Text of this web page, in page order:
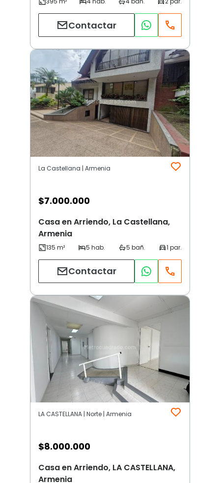
Contactar
La Castellana | Armenia
$7.000.000
Casa en Arriendo, La Castellana,
Armenia
Contactar
LA CASTELLANA | Norte | Armenia
$8.000.000
Casa en Arriendo, LA CASTELLANA,
Armenia